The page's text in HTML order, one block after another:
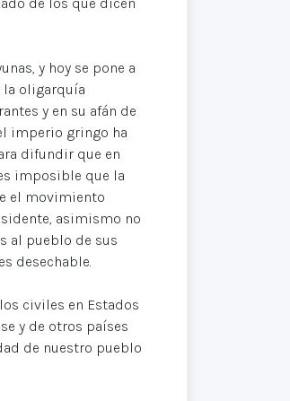
y hoy se pone a
la oligarquía
y en su afán de
imperio gringo ha
difundir que en
imposible que la
el movimiento
asimismo no
al pueblo de sus
desechable.
civiles en Estados
y de otros países
de nuestro pueblo